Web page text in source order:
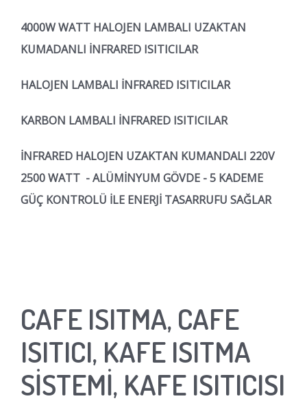
4000W WATT HALOJEN LAMBALI UZAKTAN
KUMADANLI İNFRARED ISITICILAR
HALOJEN LAMBALI İNFRARED ISITICILAR
KARBON LAMBALI İNFRARED ISITICILAR
İNFRARED HALOJEN UZAKTAN KUMANDALI 220V
2500 WATT - ALÜMİNYUM GÖVDE - 5 KADEME
GÜÇ KONTROLÜ İLE ENERJİ TASARRUFU SAĞLAR
CAFE ISITMA, CAFE
ISITICI, KAFE ISITMA
SİSTEMİ, KAFE ISITICISI